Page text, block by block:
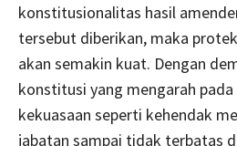
konstitusionalitas hasil
tersebut diberikan, maka
akan semakin kuat. Dengan
konstitusi yang mengarah pada
kekuasaan seperti kehendak
jabatan sampai tidak terbatas